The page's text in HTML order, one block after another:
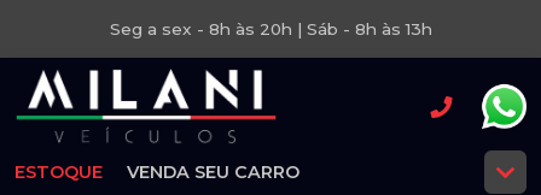
Seg a sex - 8h às 20h | Sáb - 8h às 13h
ESTOQUE VENDA SEU CARRO